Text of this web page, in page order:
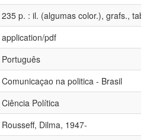
235 p. : il. (algumas color.), grafs., tabs.
application/pdf
Português
Comunicaçao na politica - Brasil
Ciência Política
Rousseff, Dilma, 1947-